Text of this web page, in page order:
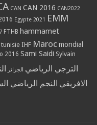
CAN CAN 2016 CAN2022
Egypte 2021 EMM
FTHB hammamet
IHF Maroc mondial
2016 Sami Saidi Sylvain
الترجي الرياضي الجزائر
الافريقي النجم الرياضي